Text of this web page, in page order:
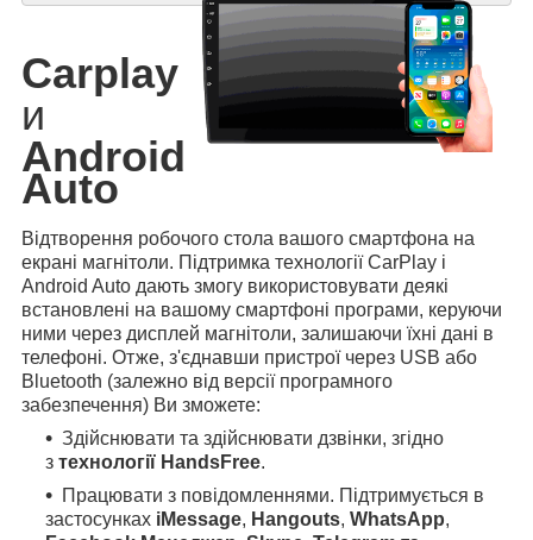
Carplay
и
Android
Auto
Відтворення робочого стола вашого смартфона на
екрані магнітоли. Підтримка технології CarPlay і
Android Auto дають змогу використовувати деякі
встановлені на вашому смартфоні програми, керуючи
ними через дисплей магнітоли, залишаючи їхні дані в
телефоні. Отже, з'єднавши пристрої через USB або
Bluetooth (залежно від версії програмного
забезпечення) Ви зможете:
Здійснювати та здійснювати дзвінки, згідно
з технології HandsFree.
Працювати з повідомленнями. Підтримується в
застосунках iMessage, Hangouts, WhatsApp,